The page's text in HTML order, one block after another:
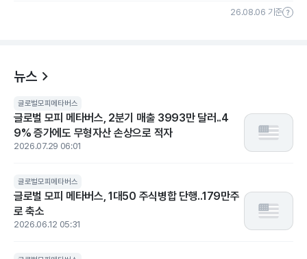
26.08.06 기준
뉴스
글로벌모피메타버스
글로벌 모피 메타버스, 2분기 매출 3993만 달러..4
9% 증가에도 무형자산 손상으로 적자
2026.07.29 06:01
글로벌모피메타버스
글로벌 모피 메타버스, 1대50 주식병합 단행..179만주
로 축소
2026.06.12 05:31